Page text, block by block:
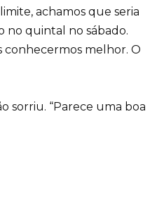
achamos que seria
no quintal no sábado.
conhecermos melhor. O
sorriu. “Parece uma boa